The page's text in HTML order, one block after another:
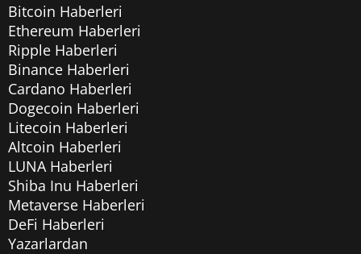
Bitcoin Haberleri
Ethereum Haberleri
Ripple Haberleri
Binance Haberleri
Cardano Haberleri
Dogecoin Haberleri
Litecoin Haberleri
Altcoin Haberleri
LUNA Haberleri
Shiba Inu Haberleri
Metaverse Haberleri
DeFi Haberleri
Yazarlardan